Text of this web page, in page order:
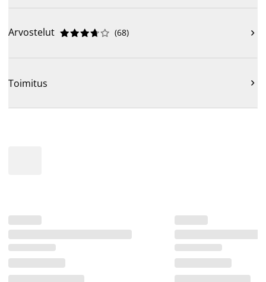
Arvostelut 




 (68) 
Toimitus 